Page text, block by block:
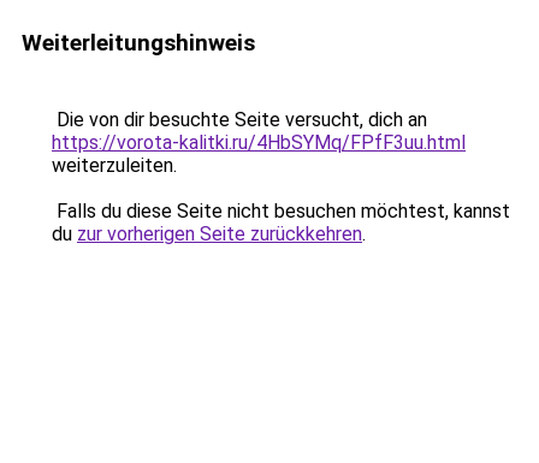
Weiterleitungshinweis
Die von dir besuchte Seite versucht, dich an
https://vorota-kalitki.ru/4HbSYMq/FPfF3uu.html
weiterzuleiten.
Falls du diese Seite nicht besuchen möchtest, kannst
du zur vorherigen Seite zurückkehren.